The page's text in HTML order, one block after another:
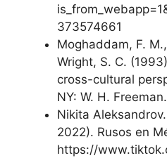
373574661
Moghaddam, F.
Wright, S. C.
cross-cultural
NY: W. H. Freeman.
Nikita
2022). Rusos en
https://